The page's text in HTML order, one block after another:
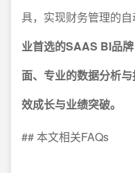
具，实现财务管理的自
业首选的SAAS BI品
面、专业的数据分析
效成长与业绩突破。
## 本文相关FAQs